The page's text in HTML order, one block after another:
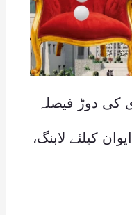
کی دوڑ فیصلہ
کیلئے لابنگ،